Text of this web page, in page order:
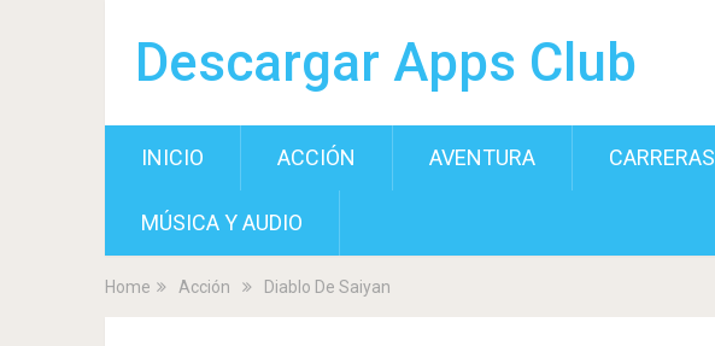
Descargar Apps Club
INICIO ACCIÓN AVENTURA CARRERAS
MÚSICA Y AUDIO
Home Acción Diablo De Saiyan